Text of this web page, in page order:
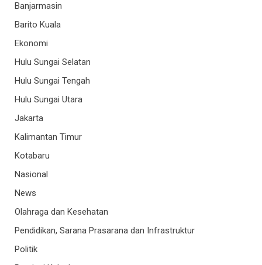
Banjarmasin
Barito Kuala
Ekonomi
Hulu Sungai Selatan
Hulu Sungai Tengah
Hulu Sungai Utara
Jakarta
Kalimantan Timur
Kotabaru
Nasional
News
Olahraga dan Kesehatan
Pendidikan, Sarana Prasarana dan Infrastruktur
Politik